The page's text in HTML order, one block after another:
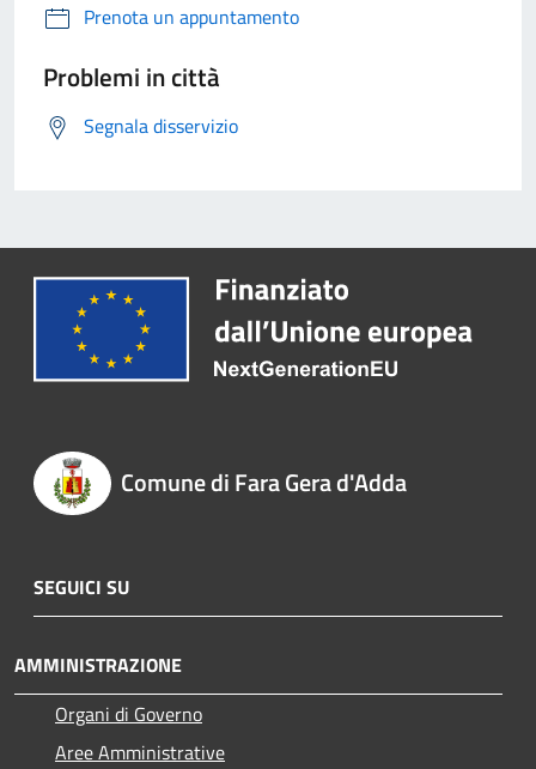
Prenota un appuntamento
Problemi in città
Segnala disservizio
Comune di Fara Gera d'Adda
SEGUICI SU
AMMINISTRAZIONE
Organi di Governo
Aree Amministrative